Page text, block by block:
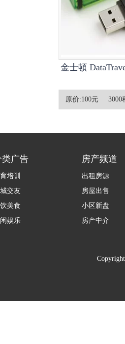
金士頓
原价:100元 3000
类广告
培训
交友
美食
娱乐
房产频道
出租房源
房屋出售
小区新盘
房产中介